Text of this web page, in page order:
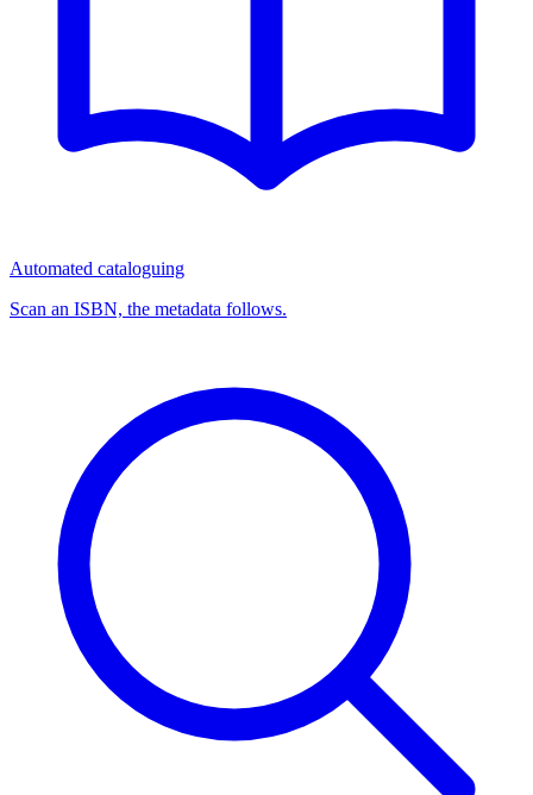
Automated cataloguing
Scan an ISBN, the metadata follows.